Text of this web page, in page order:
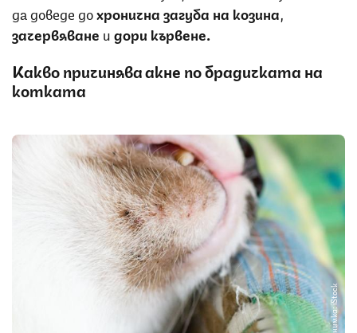
да доведе дохронична загуба на козина
зачервяване идори кървене.
Какво причинява акне по брадичката на
котката
Снимка: iStock